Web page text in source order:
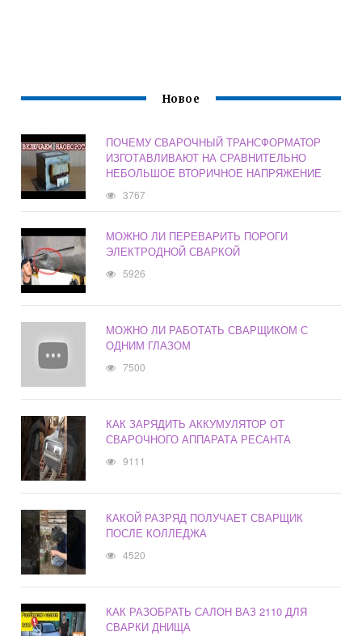
Новое
ПОЧЕМУ СВАРОЧНЫЙ ТРАНСФОРМАТОР
ИЗГОТАВЛИВАЮТ НА СРАВНИТЕЛЬНО
НЕБОЛЬШОЕ ВТОРИЧНОЕ НАПРЯЖЕНИЕ
3767
МОЖНО ЛИ ПЕРЕВАРИТЬ ПОРОГИ
ЭЛЕКТРОДНОЙ СВАРКОЙ
5926
МОЖНО ЛИ РАБОТАТЬ СВАРЩИКОМ С
ОДНИМ ГЛАЗОМ
7500
КАК ЗАРЯДИТЬ АККУМУЛЯТОР ОТ
СВАРОЧНОГО АППАРАТА РЕСАНТА
9111
КАКОЙ РАЗРЯД ПОЛУЧАЕТ СВАРЩИК
ПОСЛЕ КОЛЛЕДЖА
4520
КАК РАЗОБРАТЬ САЛОН ВАЗ 2110 ДЛЯ
СВАРКИ ДНИЩА